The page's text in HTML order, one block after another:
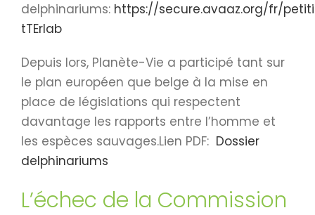
delphinariums: https://secure.avaaz.org/fr/
tTErIab
Depuis lors, Planète-Vie a participé tant sur
le plan européen que belge à la mise en
place de législations qui respectent
davantage les rapports entre l’homme et
les espèces sauvages.Lien PDF: Dossier
delphinariums
L’échec de la Commission